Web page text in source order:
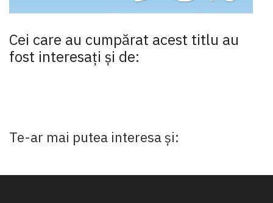
Cei care au cumpărat acest titlu au
fost interesaţi şi de:
Te-ar mai putea interesa și: